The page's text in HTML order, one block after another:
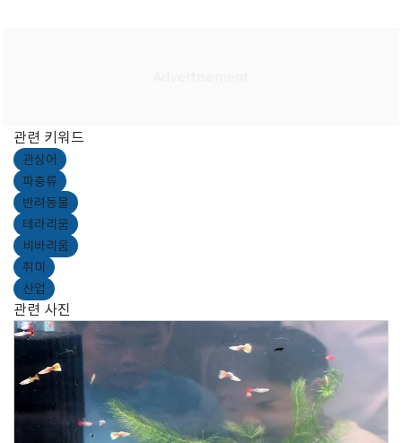
관련 키워드
관상어
파충류
반려동물
테라리움
비바리움
취미
산업
관련 사진